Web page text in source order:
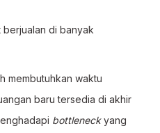
di banyak
membutuhkan waktu
baru tersedia di akhir
bottleneckyang